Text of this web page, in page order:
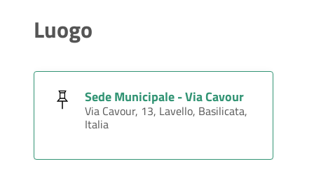
Luogo
Sede Municipale - Via Cavour
Via Cavour, 13, Lavello, Basilicata,
Italia